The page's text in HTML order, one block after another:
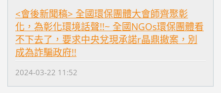
<會後新聞稿> 全國環保團體大會師齊聚彰
化，為彰化環境話聲!!~ 全國NGOs環保團體看
不下去了，要求中央兌現承諾r晶鼎撤案，別
成為詐騙政府!!
2024-03-22 11:52